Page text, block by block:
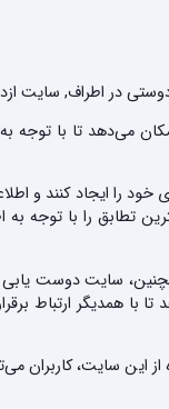
در اطراف, سایت
می‌دهد تا با توجه به
خود را ایجاد کنند و
تطابق را با توجه
سایت دوست یابی
همدیگر ارتباط
سایت، کاربران